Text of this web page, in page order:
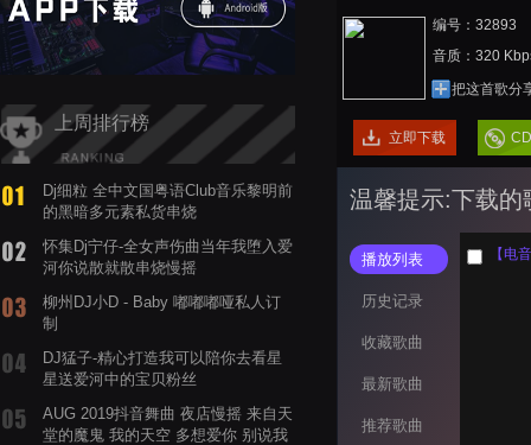
上周排行榜
Dj细粒 全中文国粤语Club音乐黎明前
的黑暗多元素私货串烧
怀集Dj宁仔-全女声伤曲当年我堕入爱
河你说散就散串烧慢摇
柳州DJ小D - Baby 嘟嘟嘟哑私人订
制
DJ猛子-精心打造我可以陪你去看星
星送爱河中的宝贝粉丝
AUG 2019抖音舞曲 夜店慢摇 来自天
堂的魔鬼 我的天空 多想爱你 别说我
编号：32893
音质：320
把这首歌分
立即下载
温馨提示:下载的
播放列表
历史记录
收藏歌曲
最新歌曲
推荐歌曲